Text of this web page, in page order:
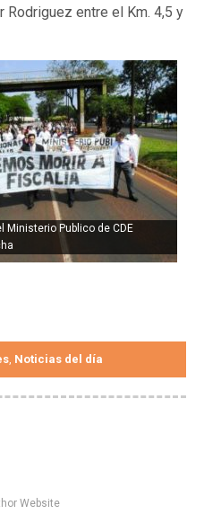
Rodriguez entre el Km. 4,5 y
Ministerio Publico de CDE
, Noticias del día
Website